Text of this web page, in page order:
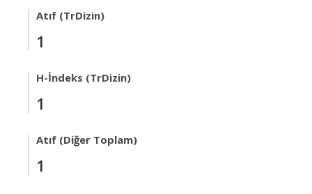
Atıf (TrDizin)
1
H-İndeks (TrDizin)
1
Atıf (Diğer Toplam)
1